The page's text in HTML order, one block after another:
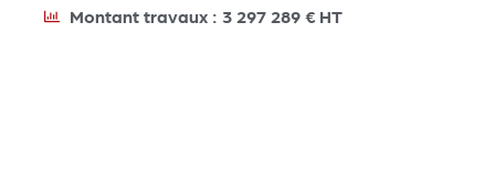
Montant travaux : 3 297 289 € HT